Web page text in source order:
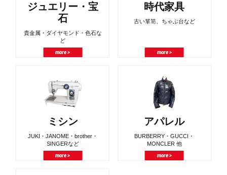
ジュエリー・宝
石
貴金属・ダイヤモンド・色石な
ど
more >
時代家具
古い箪笥、ちゃぶ台など
more >
ミシン
JUKI・JANOME・brother・
SINGERなど
more >
アパレル
BURBERRY・GUCCI・
MONCLER 他
more >